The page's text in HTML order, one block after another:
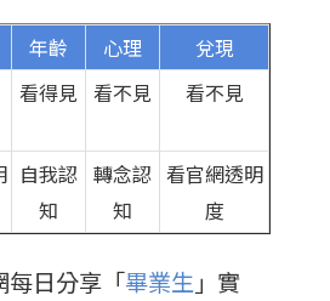
年齡 心理
兌現
看得見 看不見 看不見
自我認
知
轉念認
知
看官網透明
度
每日分享「畢業生」實